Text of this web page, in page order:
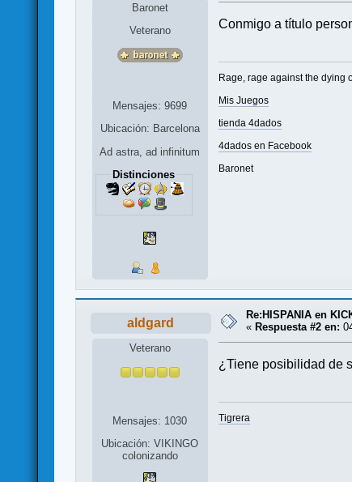
Baronet
Veterano
Mensajes: 9699
Ubicación: Barcelona
Ad astra, ad infinitum
Distinciones
Conmigo a título
Rage, rage against the dying
Mis Juegos
tienda 4dados
4dados en Facebook
Baronet
aldgard
Veterano
Mensajes: 1030
Ubicación: VIKINGO
colonizando
Re:HISPANIA en
« Respuesta #2 en:
¿Tiene posibilidad de
Tigrera